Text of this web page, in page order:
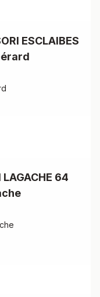
ESCLAIBES
LAGACHE 64